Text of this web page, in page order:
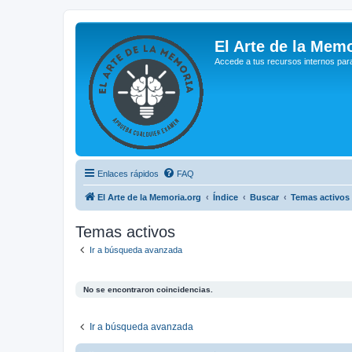
El Arte de la
Accede a tus recursos internos
Enlaces rápidos FAQ
El Arte de la Memoria.org Índice Buscar Temas activos
Temas activos
Ir a búsqueda avanzada
No se encontraron coincidencias.
Ir a búsqueda avanzada